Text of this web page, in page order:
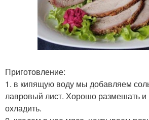
Приготовление:
1. в кипящую воду мы добавляем
лавровый лист. Хорошо размешать и
охладить.